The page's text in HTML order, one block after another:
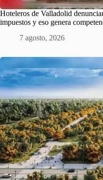
Hoteleros de Valladolid
impuestos y eso genera
7 agosto, 2026